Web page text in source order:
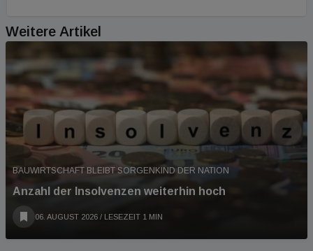
Weitere Artikel
BAUWIRTSCHAFT BLEIBT SORGENKIND DER NATION
Anzahl der Insolvenzen weiterhin hoch
06. AUGUST 2026 / LESEZEIT 1 MIN